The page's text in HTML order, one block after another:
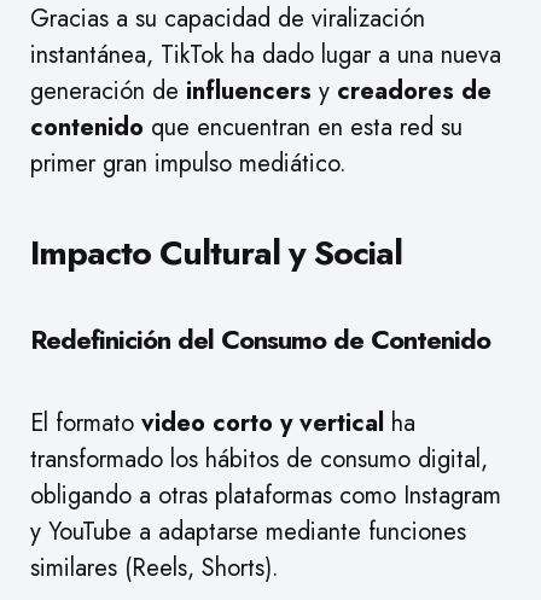
Gracias a su capacidad de viralización
instantánea, TikTok ha dado lugar a una nueva
generación de influencers y creadores de
contenido que encuentran en esta red su
primer gran impulso mediático.
Impacto Cultural y Social
Redefinición del Consumo de Contenido
El formato video corto y vertical ha
transformado los hábitos de consumo digital,
obligando a otras plataformas como Instagram
y YouTube a adaptarse mediante funciones
similares (Reels, Shorts).